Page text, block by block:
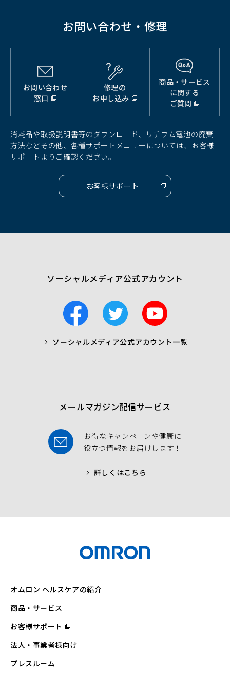
お問い合わせ・修理
お問い合わせ
窓口
（別
ウ
ド
ウ
で
開
修理の
お申し込み
（別
ウ
ド
ウ
く）
商品・サービス
に関する
ご質問
（別
ウ
ィ
ド
消耗品や取扱説明書等のダウンロード、リチウム電池の廃棄
方法などその他、各種サポートメニューについては、お客様
サポートよりご確認ください。
お客様サポート
（別
ウ
ウ
ソーシャルメディア公式アカウント
F
a
a
o
T
w
t
r
Y
o
t
e
ソーシャルメディア公式アカウント一覧
メールマガジン配信サービス
お得なキャンペーンや健康に
役立つ情報をお届けします！
詳しくはこちら
オムロン ヘルスケアの紹介
商品・サービス
お客様サポート （別
ィ
ン
法人・事業者様向け
プレスルーム